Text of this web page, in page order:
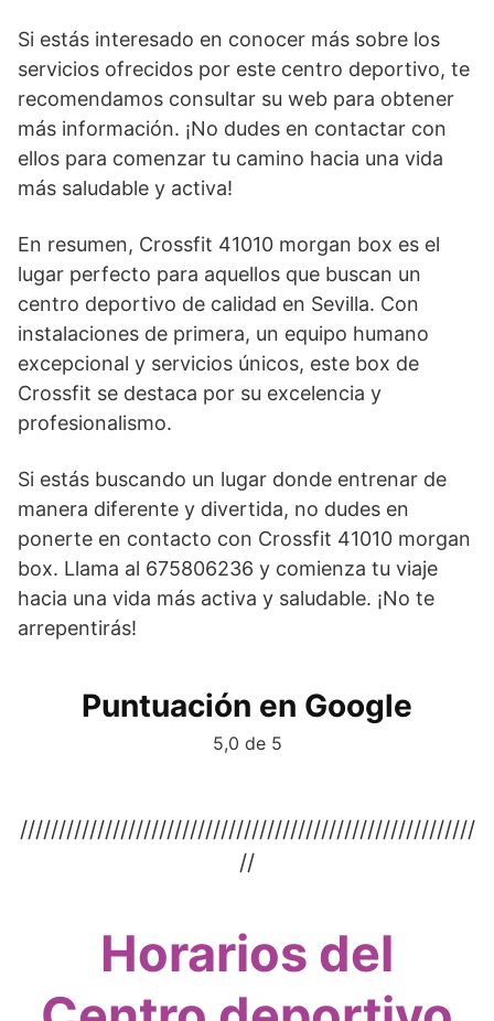
Si estás interesado en conocer más sobre los
servicios ofrecidos por este centro deportivo, te
recomendamos consultar su web para obtener
más información. ¡No dudes en contactar con
ellos para comenzar tu camino hacia una vida
más saludable y activa!
En resumen, Crossfit 41010 morgan box es el
lugar perfecto para aquellos que buscan un
centro deportivo de calidad en Sevilla. Con
instalaciones de primera, un equipo humano
excepcional y servicios únicos, este box de
Crossfit se destaca por su excelencia y
profesionalismo.
Si estás buscando un lugar donde entrenar de
manera diferente y divertida, no dudes en
ponerte en contacto con Crossfit 41010 morgan
box. Llama al 675806236 y comienza tu viaje
hacia una vida más activa y saludable. ¡No te
arrepentirás!
Puntuación en Google
5,0 de 5
///////////////////////////////////////////////////////////
//
Horarios del